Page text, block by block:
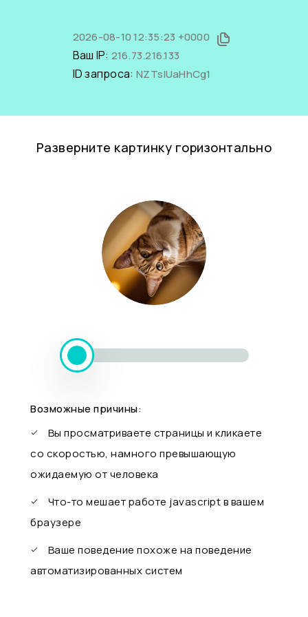
2026-08-10 12:35:23 +0000
Ваш IP: 216.73.216.133
ID запроса: NZTslUaHhCg1
Разверните картинку горизонтально
Возможные причины:
Вы просматриваете страницы и кликаете
со скоростью, намного превышающую
ожидаемую от человека
Что-то мешает работе javascript в вашем
браузере
Ваше поведение похоже на поведение
автоматизированных систем